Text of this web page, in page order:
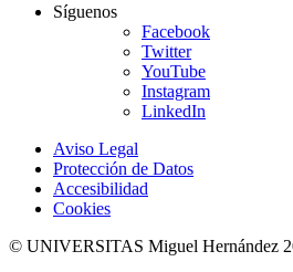
Síguenos
Facebook
Twitter
YouTube
Instagram
LinkedIn
Aviso Legal
Protección de Datos
Accesibilidad
Cookies
© UNIVERSITAS Miguel Hernández